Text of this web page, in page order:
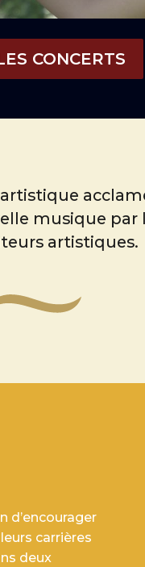
CONCERTS
musique
artistiques.
d’encourager
carrières
deux